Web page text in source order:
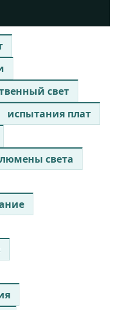
свет
испытания плат
люмены света